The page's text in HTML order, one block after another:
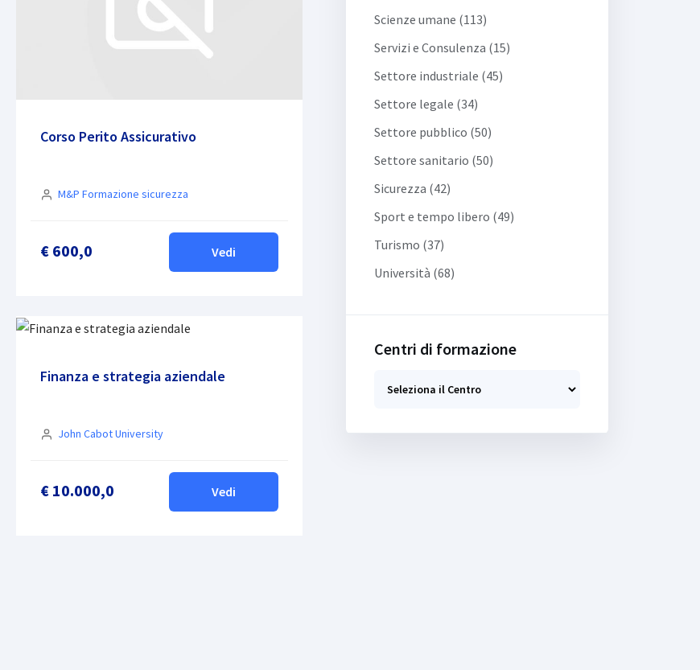
Corso Perito Assicurativo
M&P Formazione sicurezza
€ 600,0 Vedi
Finanza e strategia aziendale
John Cabot University
€ 10.000,0 Vedi
Scienze umane (113)
Servizi e Consulenza (15)
Settore industriale (45)
Settore legale (34)
Settore pubblico (50)
Settore sanitario (50)
Sicurezza (42)
Sport e tempo libero (49)
Turismo (37)
Università (68)
Centri di formazione